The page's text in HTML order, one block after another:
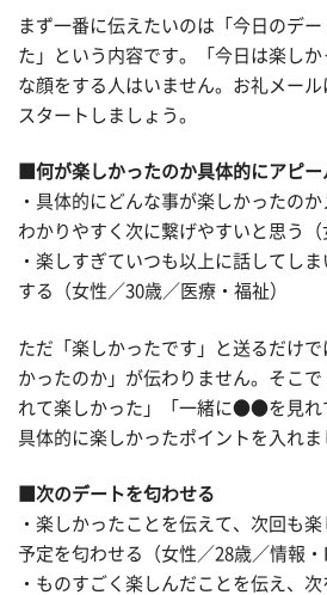
まず一番に伝えたいのは「今日のデ
た」という内容です。「今日は楽し
な顔をする人はいません。お礼メー
スタートしましょう。
■何が楽しかったのか具体的にアピー
・具体的にどんな事が楽しかったの
わかりやすく次に繋げやすいと思う（
・楽しすぎていつも以上に話してし
する（女性／30歳／医療・福祉）
ただ「楽しかったです」と送るだけ
かったのか」が伝わりません。そこ
れて楽しかった」「一緒に●●を見れ
具体的に楽しかったポイントを入れま
■次のデートを匂わせる
・楽しかったことを伝えて、次回も
予定を匂わせる（女性／28歳／情報・
・ものすごく楽しんだことを伝え、